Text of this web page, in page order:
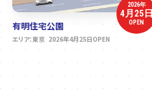
2026年
4月25日
OPEN
有明住宅公園
エリア：東京 2026年4月25日OPEN